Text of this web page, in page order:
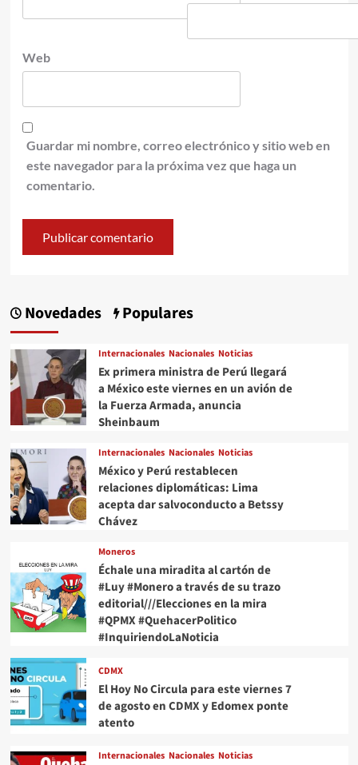
Web
Guardar mi nombre, correo electrónico y sitio web en
este navegador para la próxima vez que haga un
comentario.
Novedades Populares
Internacionales Nacionales Noticias
Ex primera ministra de Perú llegará
a México este viernes en un avión de
la Fuerza Armada, anuncia
Sheinbaum
Internacionales Nacionales Noticias
México y Perú restablecen
relaciones diplomáticas: Lima
acepta dar salvoconducto a Betssy
Chávez
Moneros
Échale una miradita al cartón de
#Luy #Monero a través de su trazo
editorial///Elecciones en la mira
#QPMX #QuehacerPolitico
#InquiriendoLaNoticia
CDMX
El Hoy No Circula para este viernes 7
de agosto en CDMX y Edomex ponte
atento
Internacionales Nacionales Noticias